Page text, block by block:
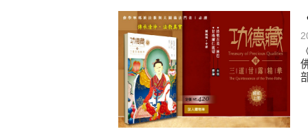
煩惱如同下雨，當雨過天晴，雨
懂得消化煩惱，便能讓生活自在
負面是惡業，消極是惡業，悲觀
生命是不斷流動地，安靜下來，
不執著、不妄想，當下即圓滿。